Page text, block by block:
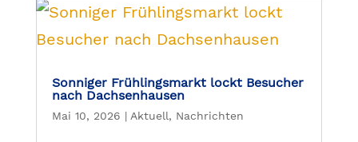
Sonniger Frühlingsmarkt lockt Besucher
nach Dachsenhausen
Mai 10, 2026 | Aktuell, Nachrichten